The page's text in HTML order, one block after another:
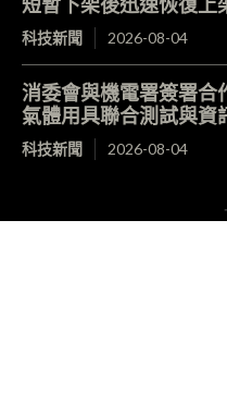
科技新聞 2026-08-04
消委會與機電署簽署
氣體用具聯合測試與資
科技新聞 2026-08-04